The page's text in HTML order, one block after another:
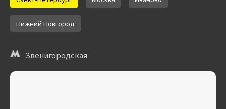
Нижний Новгород
Звенигородская